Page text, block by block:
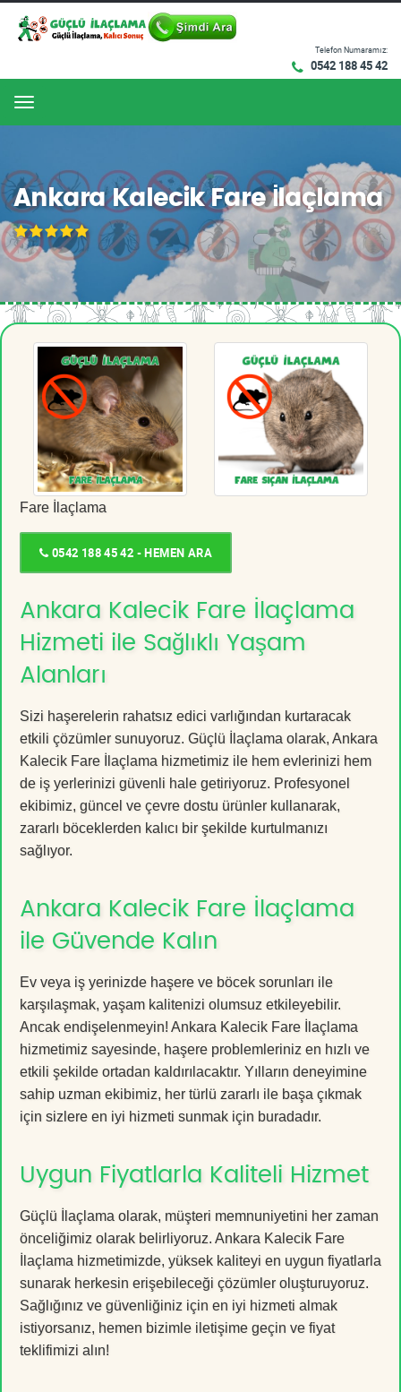
Telefon Numaramız:
0542 188 45 42
Menu
Ankara Kalecik Fare İlaçlama
Fare İlaçlama
0542 188 45 42 - HEMEN ARA
Ankara Kalecik Fare İlaçlama
Hizmeti ile Sağlıklı Yaşam
Alanları
Sizi haşerelerin rahatsız edici varlığından kurtaracak
etkili çözümler sunuyoruz. Güçlü İlaçlama olarak, Ankara
Kalecik Fare İlaçlama hizmetimiz ile hem evlerinizi hem
de iş yerlerinizi güvenli hale getiriyoruz. Profesyonel
ekibimiz, güncel ve çevre dostu ürünler kullanarak,
zararlı böceklerden kalıcı bir şekilde kurtulmanızı
sağlıyor.
Ankara Kalecik Fare İlaçlama
ile Güvende Kalın
Ev veya iş yerinizde haşere ve böcek sorunları ile
karşılaşmak, yaşam kalitenizi olumsuz etkileyebilir.
Ancak endişelenmeyin! Ankara Kalecik Fare İlaçlama
hizmetimiz sayesinde, haşere problemleriniz en hızlı ve
etkili şekilde ortadan kaldırılacaktır. Yılların deneyimine
sahip uzman ekibimiz, her türlü zararlı ile başa çıkmak
için sizlere en iyi hizmeti sunmak için buradadır.
Uygun Fiyatlarla Kaliteli Hizmet
Güçlü İlaçlama olarak, müşteri memnuniyetini her zaman
önceliğimiz olarak belirliyoruz. Ankara Kalecik Fare
İlaçlama hizmetimizde, yüksek kaliteyi en uygun fiyatlarla
sunarak herkesin erişebileceği çözümler oluşturuyoruz.
Sağlığınız ve güvenliğiniz için en iyi hizmeti almak
istiyorsanız, hemen bizimle iletişime geçin ve fiyat
teklifimizi alın!